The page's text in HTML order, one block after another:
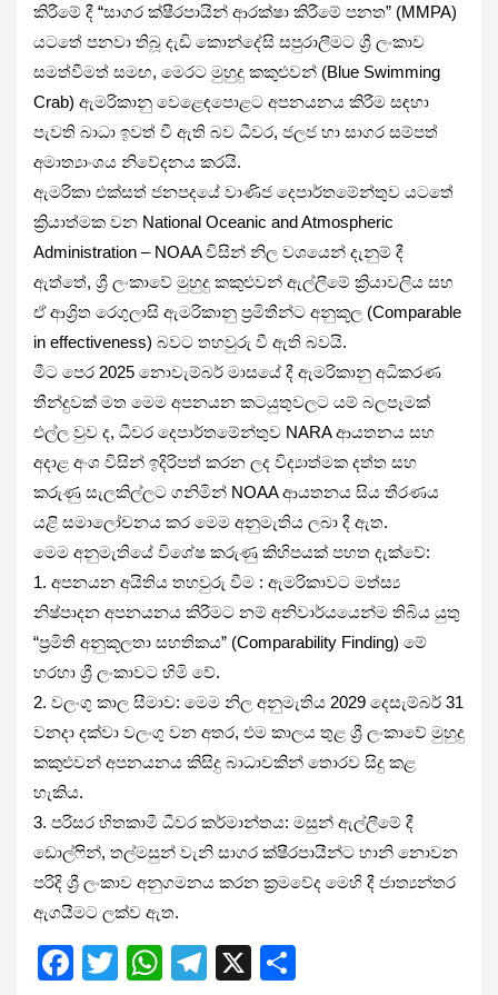
කිරීමේ දී “සාගර ක්ෂීරපායින් ආරක්ෂා කිරීමේ පනත” (MMPA)
යටතේ පනවා තිබූ දැඩි කොන්දේසි සපුරාලීමට ශ්‍රී ලංකාව
සමත්වීමත් සමඟ, මෙරට මුහුදු කකුළුවන් (Blue Swimming
Crab) ඇමරිකානු වෙළෙඳපොළට අපනයනය කිරීම සඳහා
පැවති බාධා ඉවත් වී ඇති බව ධීවර, ජලජ හා සාගර සම්පත්
අමාත්‍යාංශය නිවේදනය කරයි.
ඇමරිකා එක්සත් ජනපදයේ වාණිජ දෙපාර්තමේන්තුව යටතේ
ක්‍රියාත්මක වන National Oceanic and Atmospheric
Administration – NOAA විසින් නිල වශයෙන් දැනුම් දී
ඇත්තේ, ශ්‍රී ලංකාවේ මුහුදු කකුළුවන් ඇල්ලීමේ ක්‍රියාවලිය සහ
ඒ ආශ්‍රිත රෙගුලාසි ඇමරිකානු ප්‍රමිතීන්ට අනුකූල (Comparable
in effectiveness) බවට තහවුරු වී ඇති බවයි.
මීට පෙර 2025 නොවැම්බර් මාසයේ දී ඇමරිකානු අධිකරණ
තීන්දුවක් මත මෙම අපනයන කටයුතුවලට යම් බලපෑමක්
එල්ල වුව ද, ධීවර දෙපාර්තමේන්තුව NARA ආයතනය සහ
අදාළ අංශ විසින් ඉදිරිපත් කරන ලද විද්‍යාත්මක දත්ත සහ
කරුණු සැලකිල්ලට ගනිමින් NOAA ආයතනය සිය තීරණය
යළි සමාලෝචනය කර මෙම අනුමැතිය ලබා දී ඇත.
මෙම අනුමැතියේ විශේෂ කරුණු කිහිපයක් පහත දැක්වේ:
1. අපනයන අයිතිය තහවුරු වීම : ඇමරිකාවට මත්ස්‍ය
නිෂ්පාදන අපනයනය කිරීමට නම් අනිවාර්යයෙන්ම තිබිය යුතු
“ප්‍රමිති අනුකූලතා සහතිකය” (Comparability Finding) මේ
හරහා ශ්‍රී ලංකාවට හිමි වේ.
2. වලංගු කාල සීමාව: මෙම නිල අනුමැතිය 2029 දෙසැම්බර් 31
වනදා දක්වා වලංගු වන අතර, එම කාලය තුළ ශ්‍රී ලංකාවේ මුහුදු
කකුළුවන් අපනයනය කිසිදු බාධාවකින් තොරව සිදු කළ
හැකිය.
3. පරිසර හිතකාමී ධීවර කර්මාන්තය: මසුන් ඇල්ලීමේ දී
ඩොල්ෆින්, තල්මසුන් වැනි සාගර ක්ෂීරපායීන්ට හානි නොවන
පරිදි ශ්‍රී ලංකාව අනුගමනය කරන ක්‍රමවේද මෙහි දී ජාත්‍යන්තර
ඇගයීමට ලක්ව ඇත.
F
T
W T
X